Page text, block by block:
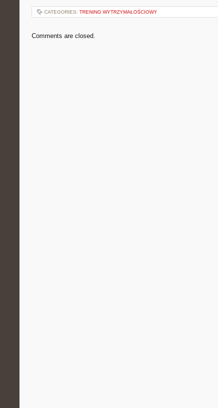
CATEGORIES: TRENING WYTRZYMAŁOŚCIOWY
Comments are closed.